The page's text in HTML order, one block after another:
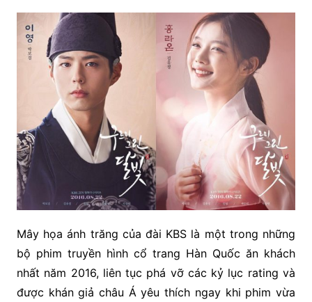
Mây họa ánh trăng của đài KBS là một trong những
bộ phim truyền hình cổ trang Hàn Quốc ăn khách
nhất năm 2016, liên tục phá vỡ các kỷ lục rating và
được khán giả châu Á yêu thích ngay khi phim vừa